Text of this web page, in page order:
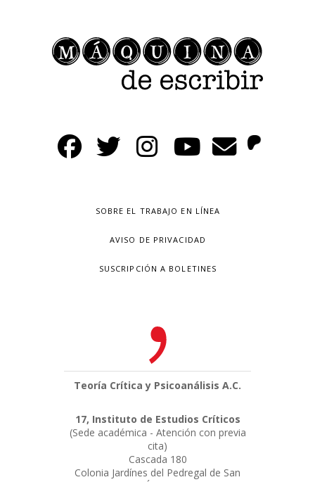
SOBRE EL TRABAJO EN LÍNEA
AVISO DE PRIVACIDAD
SUSCRIPCIÓN A BOLETINES
Teoría Crítica y Psicoanálisis A.C.
17, Instituto de Estudios Críticos
(Sede académica - Atención con previa
cita)
Cascada 180
Colonia Jardínes del Pedregal de San